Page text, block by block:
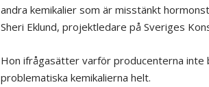
andra kemikalier som är misstänkt
Sheri Eklund, projektledare på Sveriges
Hon ifrågasätter varför producenterna
problematiska kemikalierna helt.